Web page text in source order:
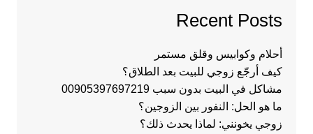
Recent Posts
أحلام وكوابيس وقلق مستمر
كيف أرجّع زوجي للبيت بعد الطلاق؟
مشاكل في البيت بدون سبب 00905397697219
ما هو الحل: النفور بين الزوجين؟
زوجي يخونني: لماذا يحدث ذلك؟